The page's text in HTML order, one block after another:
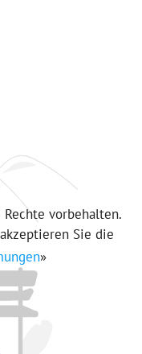
Rechte vorbehalten.
Sie die
»